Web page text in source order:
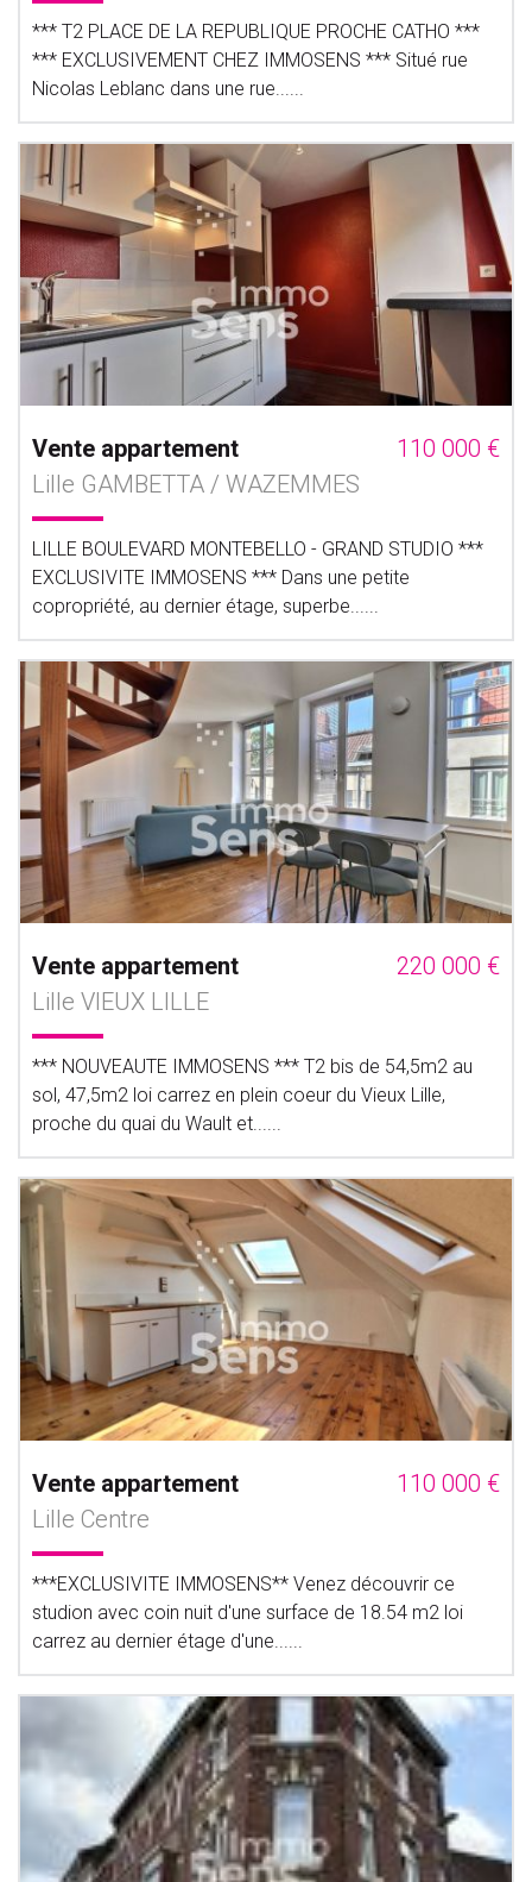
*** T2 PLACE DE LA REPUBLIQUE PROCHE CATHO ***
*** EXCLUSIVEMENT CHEZ IMMOSENS *** Situé rue
Nicolas Leblanc dans une rue......
Vente appartement
110 000 €
Lille GAMBETTA / WAZEMMES
LILLE BOULEVARD MONTEBELLO - GRAND STUDIO ***
EXCLUSIVITE IMMOSENS *** Dans une petite
copropriété, au dernier étage, superbe......
Vente appartement
220 000 €
Lille VIEUX LILLE
*** NOUVEAUTE IMMOSENS *** T2 bis de 54,5m2 au
sol, 47,5m2 loi carrez en plein coeur du Vieux Lille,
proche du quai du Wault et......
Vente appartement
110 000 €
Lille Centre
***EXCLUSIVITE IMMOSENS** Venez découvrir ce
studion avec coin nuit d'une surface de 18.54 m2 loi
carrez au dernier étage d'une......